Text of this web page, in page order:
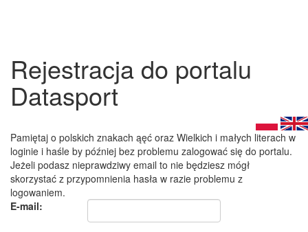
Rejestracja do portalu
Datasport
Pamiętaj o polskich znakach ąęć oraz Wielkich i małych literach w
loginie i haśle by później bez problemu zalogować się do portalu.
Jeżeli podasz nieprawdziwy email to nie będziesz mógł
skorzystać z przypomnienia hasła w razie problemu z
logowaniem.
E-mail: